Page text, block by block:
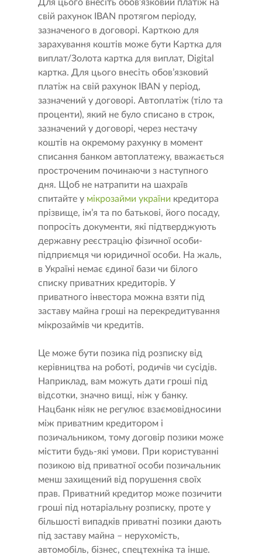
Для цього внесіть обов’язковий платіж на
свій рахунок IBAN протягом періоду,
зазначеного в договорі. Карткою для
зарахування коштів може бути Картка для
виплат/Золота картка для виплат, Digital
картка. Для цього внесіть обов’язковий
платіж на свій рахунок IBAN у період,
зазначений у договорі. Автоплатіж (тіло та
проценти), який не було списано в строк,
зазначений у договорі, через нестачу
коштів на окремому рахунку в момент
списання банком автоплатежу, вважається
простроченим починаючи з наступного
дня. Щоб не натрапити на шахраїв
спитайте у мікрозайми україни кредитора
прізвище, ім’я та по батькові, його посаду,
попросіть документи, які підтверджують
державну реєстрацію фізичної особи-
підприємця чи юридичної особи. На жаль,
в Україні немає єдиної бази чи білого
списку приватних кредиторів. У
приватного інвестора можна взяти під
заставу майна гроші на перекредитування
мікрозаймів чи кредитів.
Це може бути позика під розписку від
керівництва на роботі, родичів чи сусідів.
Наприклад, вам можуть дати гроші під
відсотки, значно вищі, ніж у банку.
Нацбанк ніяк не регулює взаємовідносини
між приватним кредитором і
позичальником, тому договір позики може
містити будь-які умови. При користуванні
позикою від приватної особи позичальник
менш захищений від порушення своїх
прав. Приватний кредитор може позичити
гроші під нотаріальну розписку, проте у
більшості випадків приватні позики дають
під заставу майна – нерухомість,
автомобіль, бізнес, спецтехніка та інше.